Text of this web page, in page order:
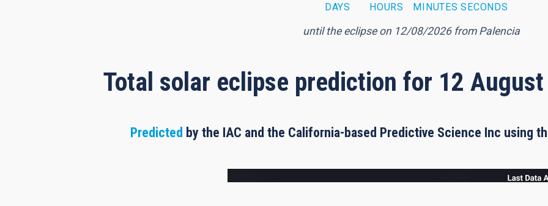
DAYS HOURS MINUTES SECONDS
until the eclipse on 12/08/2026 from Palencia
Total solar eclipse prediction for 12
Predicted by the IAC and the California-based Predictive Science Inc using